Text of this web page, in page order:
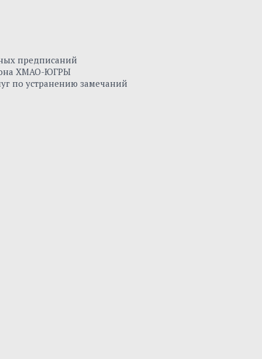
предписаний
ХМАО-ЮГРЫ
по устранению замечаний